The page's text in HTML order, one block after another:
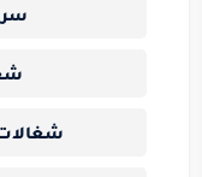
شغالات